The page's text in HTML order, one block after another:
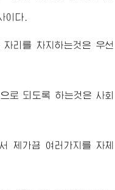
이다.
리를 차지하는것은 우선
로 되도록 하는것은 사회
제가끔 여러가지를 자체